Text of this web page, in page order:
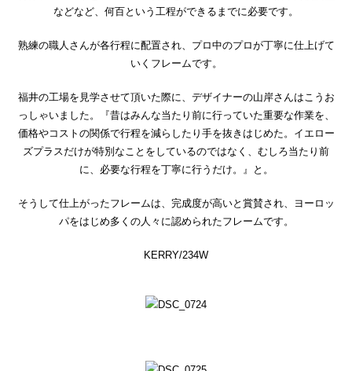
などなど、何百という工程ができるまでに必要です。
熟練の職人さんが各行程に配置され、プロ中のプロが丁寧に仕上げて
いくフレームです。
福井の工場を見学させて頂いた際に、デザイナーの山岸さんはこうお
っしゃいました。『昔はみんな当たり前に行っていた重要な作業を、
価格やコストの関係で行程を減らしたり手を抜きはじめた。イエロー
ズプラスだけが特別なことをしているのではなく、むしろ当たり前
に、必要な行程を丁寧に行うだけ。』と。
そうして仕上がったフレームは、完成度が高いと賞賛され、ヨーロッ
パをはじめ多くの人々に認められたフレームです。
KERRY/234W